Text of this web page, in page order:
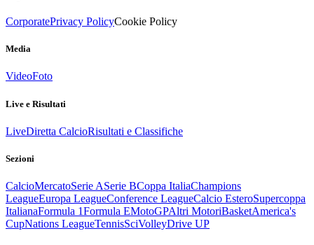
CorporatePrivacy PolicyCookie Policy
Media
VideoFoto
Live e Risultati
LiveDiretta CalcioRisultati e Classifiche
Sezioni
CalcioMercatoSerie ASerie BCoppa ItaliaChampions
LeagueEuropa LeagueConference LeagueCalcio EsteroSupercoppa
ItalianaFormula 1Formula EMotoGPAltri MotoriBasketAmerica's
CupNations LeagueTennisSciVolleyDrive UP